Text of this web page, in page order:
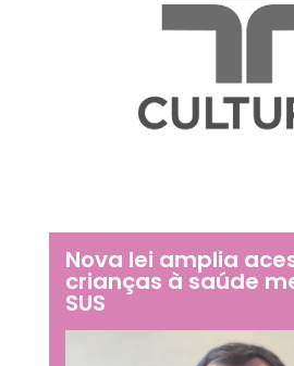
Nova lei amplia
crianças à saúde
SUS